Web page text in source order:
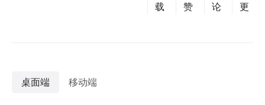
载
赞
论
更
桌面端 移动端